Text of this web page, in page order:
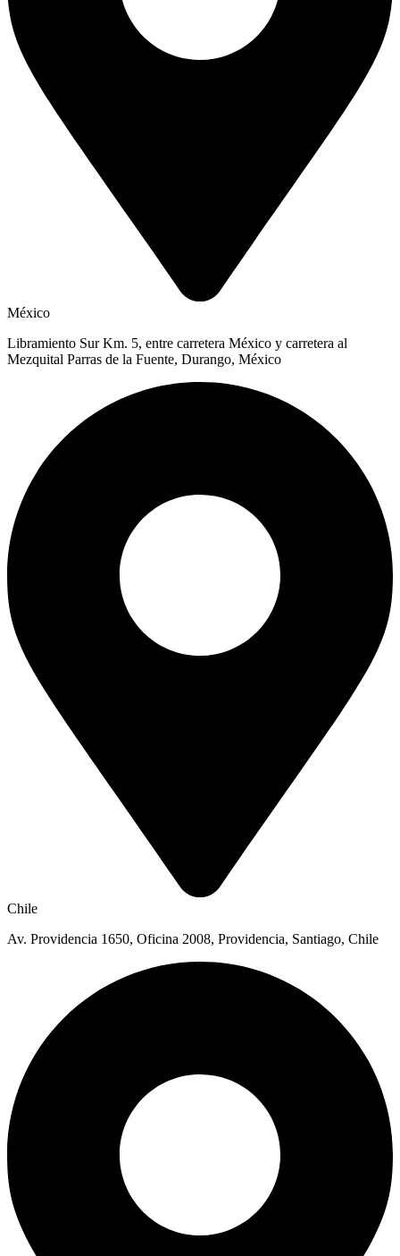
México
Libramiento Sur Km. 5, entre carretera México y carretera al
Mezquital Parras de la Fuente, Durango, México
Chile
Av. Providencia 1650, Oficina 2008, Providencia, Santiago, Chile